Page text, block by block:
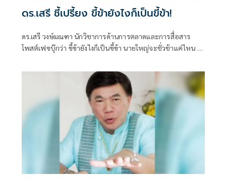
ดร.เสรี ชี้เปรี้ยง ขี้ข้ายังไงก็เป็นขี้ข้า!
ดร.เสรี วงษ์มณฑา นักวิชาการด้านการตลาดและการสื่อสาร
โพสต์เฟซบุ๊กว่า ขี้ข้ายังไงก็เป็นขี้ข้า นายใหญ่จะชั่วช้าแค่ไหน ก็